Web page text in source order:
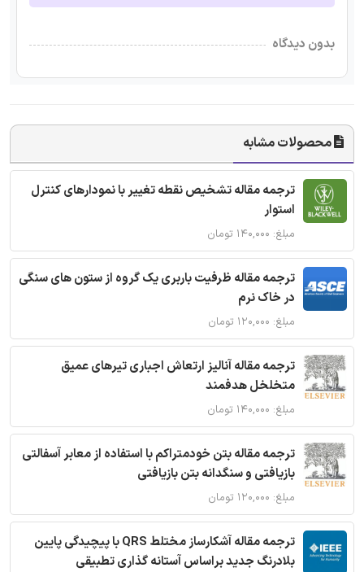
بدون دیدگاه
محصولات مشابه
ترجمه مقاله تشخیص نقطه تغییر با نمودارهای کنترل
استوار
مبلغ: ۱۴۰,۰۰۰ تومان
ترجمه مقاله ظرفیت باربری یک گروه از ستون های سنگی
در خاک نرم
مبلغ: ۱۲۰,۰۰۰ تومان
ترجمه مقاله آنالیز ارتعاش اجباری تیرهای عمیق
متخلخل هدفمند
مبلغ: ۱۴۰,۰۰۰ تومان
ترجمه مقاله بتن خودمتراکم با استفاده از معابر آسفالتی
بازیافتی و سنگدانه بتن بازیافتی
مبلغ: ۱۲۰,۰۰۰ تومان
ترجمه مقاله آشکارساز مختلط QRS با پیچیدگی پایین
بلادرنگ جدید براساس آستانه گذاری تطبیقی